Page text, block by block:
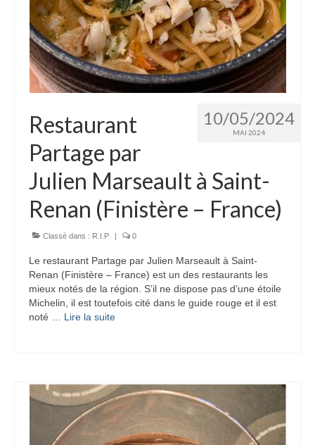
10/05/2024
MAI 2024
Restaurant
Partage par
Julien Marseault à Saint-
Renan (Finistère – France)
Classé dans : R.I.P | 0
Le restaurant Partage par Julien Marseault à Saint-
Renan (Finistère – France) est un des restaurants les
mieux notés de la région. S’il ne dispose pas d’une étoile
Michelin, il est toutefois cité dans le guide rouge et il est
noté … Lire la suite­­